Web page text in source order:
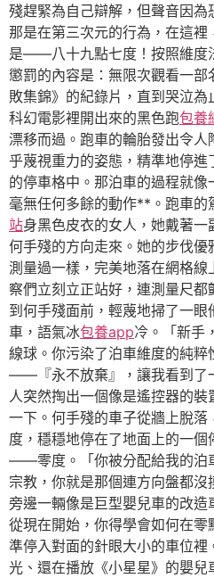
殘趕緊為自己辯解，但聲音因為
那是在第三次元的行為，在這裡
是——八十九點七度！按照維度
懲罰的內容是：無限次觀看一
敗集錦》的紀錄片，直到哭泣
科幻電影裡開出來的黑色跑包養
漂移而過。跑車的輪胎發出令
乎蔑視重力的姿態，精準地停
的停車格中。那泊車的過程就
毫無任何多餘的動作**。跑車的
站身黑色皮衣的女人，她戴著
何手殘的方向走來。她的步伐
測量過一樣，完美地落在網格
察們立刻立正站好，連測量尺
到何手殘面前，輕蔑地掃了一
車，語氣冰包養app冷。「新手
線球。你污染了泊車維度的純
——『永不放棄』，讓我看到了
人突然掏出一個像是遙控器的
一下。何手殘的車子從牆上脫
度，穩穩地停在了地面上的一
——零度。「你被分配給我的泊
宗教，你就是那個連方向盤都
旁邊一輛像是巨型嬰兒車的改造
從現在開始，你得學會如何在
準停入對面的針眼大小的車位
光、還在播放《小星星》的嬰